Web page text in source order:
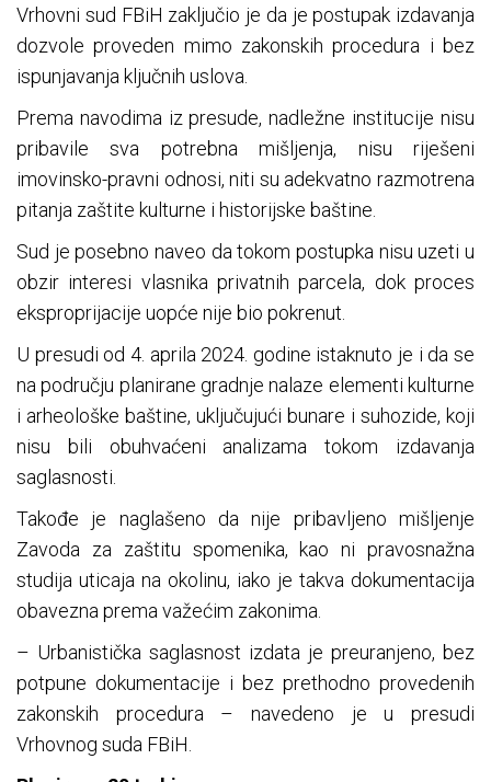
Vrhovni sud FBiH zaključio je da je postupak izdavanja
dozvole proveden mimo zakonskih procedura i bez
ispunjavanja ključnih uslova.
Prema navodima iz presude, nadležne institucije nisu
pribavile sva potrebna mišljenja, nisu riješeni
imovinsko-pravni odnosi, niti su adekvatno razmotrena
pitanja zaštite kulturne i historijske baštine.
Sud je posebno naveo da tokom postupka nisu uzeti u
obzir interesi vlasnika privatnih parcela, dok proces
eksproprijacije uopće nije bio pokrenut.
U presudi od 4. aprila 2024. godine istaknuto je i da se
na području planirane gradnje nalaze elementi kulturne
i arheološke baštine, uključujući bunare i suhozide, koji
nisu bili obuhvaćeni analizama tokom izdavanja
saglasnosti.
Takođe je naglašeno da nije pribavljeno mišljenje
Zavoda za zaštitu spomenika, kao ni pravosnažna
studija uticaja na okolinu, iako je takva dokumentacija
obavezna prema važećim zakonima.
– Urbanistička saglasnost izdata je preuranjeno, bez
potpune dokumentacije i bez prethodno provedenih
zakonskih procedura – navedeno je u presudi
Vrhovnog suda FBiH.